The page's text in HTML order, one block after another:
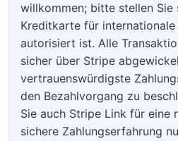
willkommen; bitte stellen Sie
Kreditkarte für internationale
autorisiert ist. Alle
sicher über Stripe
vertrauenswürdigste
den Bezahlvorgang zu
Sie auch Stripe Link für eine
sichere Zahlungserfahrung